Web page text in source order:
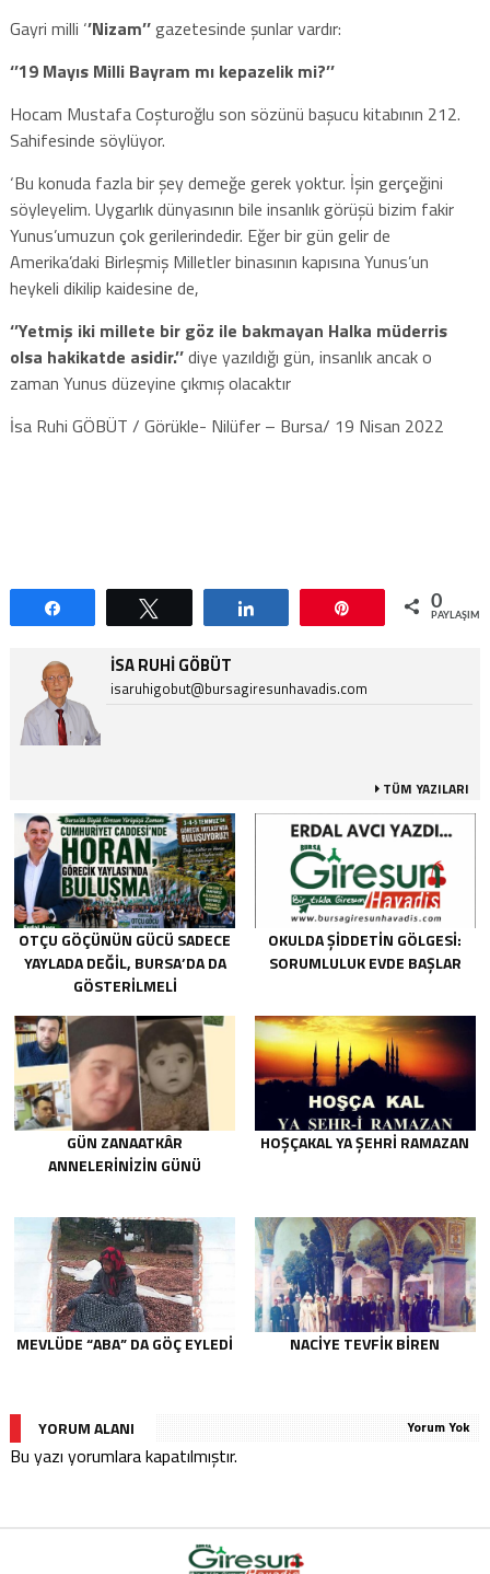
Gayri milli ‘’Nizam’’gazetesinde şunlar vardır:
‘’19 Mayıs Milli Bayram mı kepazelik mi?’’
Hocam Mustafa Coşturoğlu son sözünü başucu kitabının 212.
Sahifesinde söylüyor.
‘Bu konuda fazla bir şey demeğe gerek yoktur. İşin gerçeğini
söyleyelim. Uygarlık dünyasının bile insanlık görüşü bizim fakir
Yunus’umuzun çok gerilerindedir. Eğer bir gün gelir de
Amerika’daki Birleşmiş Milletler binasının kapısına Yunus’un
heykeli dikilip kaidesine de,
‘’Yetmiş iki millete bir göz ile bakmayan Halka müderris
olsa hakikatde asidir.’’diye yazıldığı gün, insanlık ancak o
zaman Yunus düzeyine çıkmış olacaktır
İsa Ruhi GÖBÜT / Görükle- Nilüfer – Bursa/ 19 Nisan 2022
0
İSA RUHI GÖBÜT
isaruhigobut@bursagiresunhavadis.com
TÜM YAZILARI
OTÇU GÖÇÜNÜN GÜCÜ SADECE
YAYLADA DEĞIL, BURSA’DA DA
GÖSTERILMELI
OKULDA ŞIDDETIN GÖLGESI:
SORUMLULUK EVDE BAŞLAR
GÜN ZANAATKÂR
ANNELERİNİZİN GÜNÜ
HOŞÇAKAL YA ŞEHRİ RAMAZAN
MEVLÜDE “ABA” DA GÖÇ EYLEDI NACIYE TEVFIK BIREN
YORUM ALANI Yorum Yok
Bu yazı yorumlara kapatılmıştır.